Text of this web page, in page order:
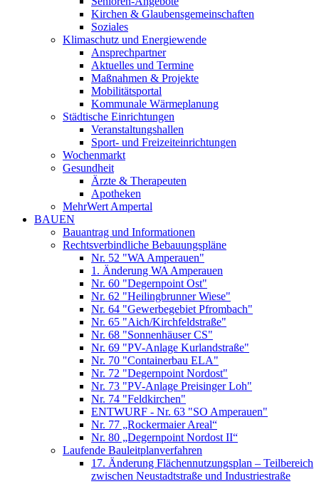
Kirchen & Glaubensgemeinschaften
Soziales
Klimaschutz und Energiewende
Ansprechpartner
Aktuelles und Termine
Maßnahmen & Projekte
Mobilitätsportal
Kommunale Wärmeplanung
Städtische Einrichtungen
Veranstaltungshallen
Sport- und Freizeiteinrichtungen
Wochenmarkt
Gesundheit
Ärzte & Therapeuten
Apotheken
MehrWert Ampertal
BAUEN
Bauantrag und Informationen
Rechtsverbindliche Bebauungspläne
Nr. 52 "WA Amperauen"
1. Änderung WA Amperauen
Nr. 60 "Degernpoint Ost"
Nr. 62 "Heilingbrunner Wiese"
Nr. 64 "Gewerbegebiet Pfrombach"
Nr. 65 "Aich/Kirchfeldstraße"
Nr. 68 "Sonnenhäuser CS"
Nr. 69 "PV-Anlage Kurlandstraße"
Nr. 70 "Containerbau ELA"
Nr. 72 "Degernpoint Nordost"
Nr. 73 "PV-Anlage Preisinger Loh"
Nr. 74 "Feldkirchen"
ENTWURF - Nr. 63 "SO Amperauen"
Nr. 77 „Rockermaier Areal“
Nr. 80 „Degernpoint Nordost II“
Laufende Bauleitplanverfahren
17. Änderung Flächennutzungsplan – Teilbereich
zwischen Neustadtstraße und Industriestraße